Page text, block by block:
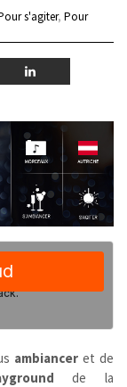
s'agiter, Pour
ambiancer et de
de la